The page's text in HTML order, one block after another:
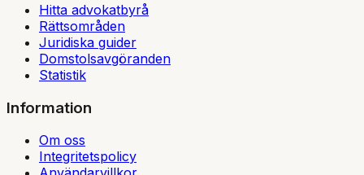
Hitta advokatbyrå
Rättsområden
Juridiska guider
Domstolsavgöranden
Statistik
Information
Om oss
Integritetspolicy